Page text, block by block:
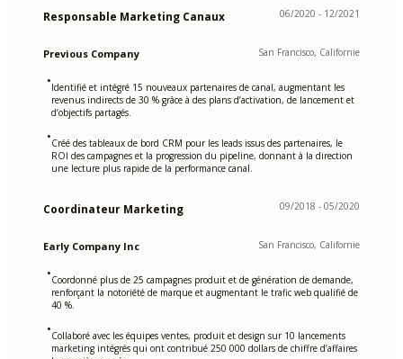
Responsable Marketing Canaux 06/2020 - 12/2021
Previous Company San Francisco, Californie
•Identifié et intégré 15 nouveaux partenaires de canal, augmentant les
revenus indirects de 30 % grâce à des plans d’activation, de lancement et
d’objectifs partagés.
•Créé des tableaux de bord CRM pour les leads issus des partenaires, le
ROI des campagnes et la progression du pipeline, donnant à la direction
une lecture plus rapide de la performance canal.
Coordinateur Marketing 09/2018 - 05/2020
Early Company Inc San Francisco, Californie
•Coordonné plus de 25 campagnes produit et de génération de demande,
renforçant la notoriété de marque et augmentant le trafic web qualifié de
40 %.
•Collaboré avec les équipes ventes, produit et design sur 10 lancements
marketing intégrés qui ont contribué 250 000 dollars de chiffre d’affaires